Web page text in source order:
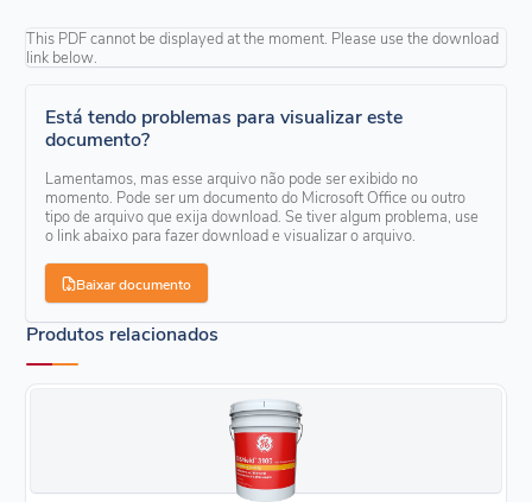
This PDF cannot be displayed at the moment. Please use the download
link below.
Está tendo problemas para visualizar este
documento?
Lamentamos, mas esse arquivo não pode ser exibido no
momento. Pode ser um documento do Microsoft Office ou outro
tipo de arquivo que exija download. Se tiver algum problema, use
o link abaixo para fazer download e visualizar o arquivo.
Baixar documento
Produtos relacionados